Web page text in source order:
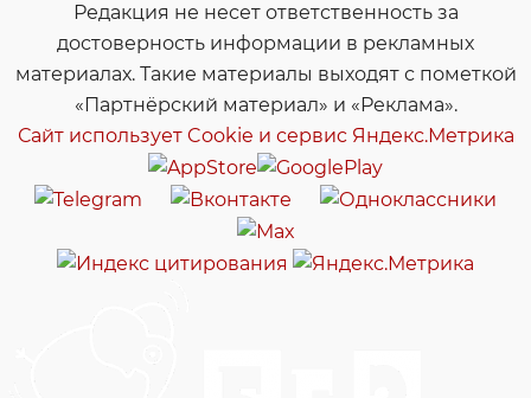
Редакция не несет ответственность за
достоверность информации в рекламных
материалах. Такие материалы выходят с пометкой
«Партнёрский материал» и «Реклама».
Сайт использует Cookie и сервиc Яндекс.Метрика